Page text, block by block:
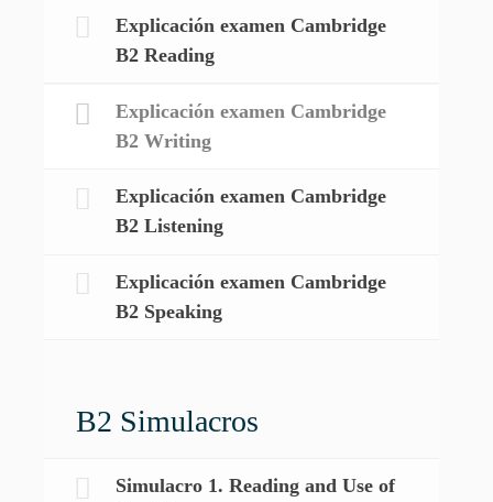
Explicación examen Cambridge
B2 Reading
Explicación examen Cambridge
B2 Writing
Explicación examen Cambridge
B2 Listening
Explicación examen Cambridge
B2 Speaking
B2 Simulacros
Simulacro 1. Reading and Use of